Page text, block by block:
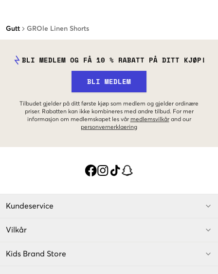
Gutt GROle Linen Shorts
BLI MEDLEM OG FÅ 10 % RABATT PÅ DITT KJØP!
BLI MEDLEM
Tilbudet gjelder på ditt første kjøp som medlem og gjelder ordinære
priser. Rabatten kan ikke kombineres med andre tilbud. For mer
informasjon om medlemskapet les vår medlemsvilkår and our
personvernerklaering
Kundeservice
Vilkår
Kids Brand Store